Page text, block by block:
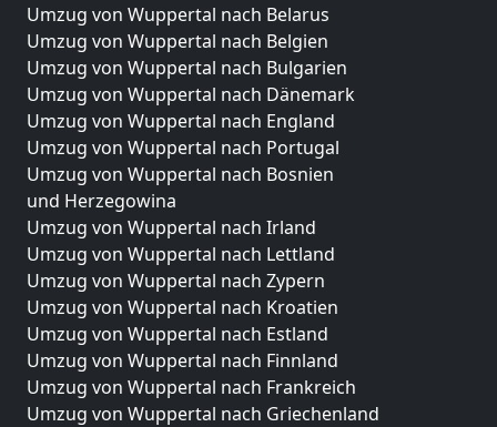
Umzug von Wuppertal nach Belarus
Umzug von Wuppertal nach Belgien
Umzug von Wuppertal nach Bulgarien
Umzug von Wuppertal nach Dänemark
Umzug von Wuppertal nach England
Umzug von Wuppertal nach Portugal
Umzug von Wuppertal nach Bosnien
und Herzegowina
Umzug von Wuppertal nach Irland
Umzug von Wuppertal nach Lettland
Umzug von Wuppertal nach Zypern
Umzug von Wuppertal nach Kroatien
Umzug von Wuppertal nach Estland
Umzug von Wuppertal nach Finnland
Umzug von Wuppertal nach Frankreich
Umzug von Wuppertal nach Griechenland